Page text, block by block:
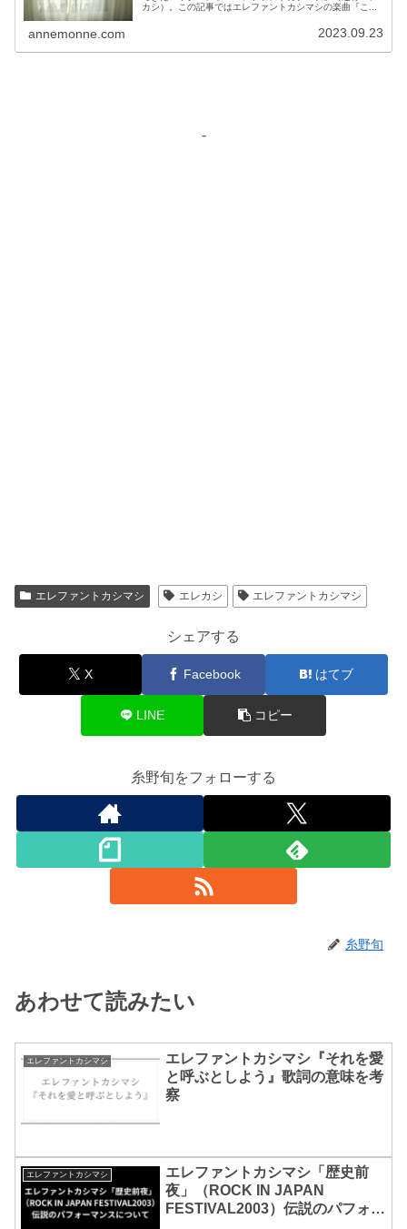
カシ）。この記事ではエレファントカシマシの楽曲『こ...
annemonne.com 2023.09.23
-
エレファントカシマシ エレカシ エレファントカシマシ
シェアする
X Facebook はてブ
LINE コピー
糸野旬をフォローする
糸野旬
あわせて読みたい
エレファントカシマシ
エレファントカシマシ『それを愛
と呼ぶとしよう』歌詞の意味を考
察
エレファントカシマシ
エレファントカシマシ「歴史前
夜」（ROCK IN JAPAN
FESTIVAL2003）伝説のパフォー